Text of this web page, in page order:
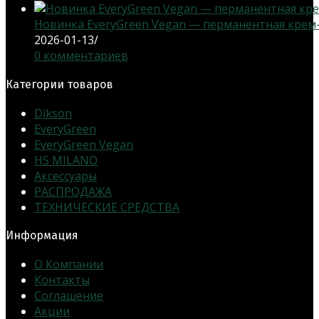
Новинка EveryGreen Vegan — перманентная
2026-01-13/
0 комментариев
Категории товаров
Dikson
EveryGreen
EveryGreen Vegan
HS MILANO
Аксессуары
РАСПРОДАЖА
ТЕХНИЧЕСКИЕ СРЕДСТВА
Информация
О Компании
Контакты
Соглашение
Акции